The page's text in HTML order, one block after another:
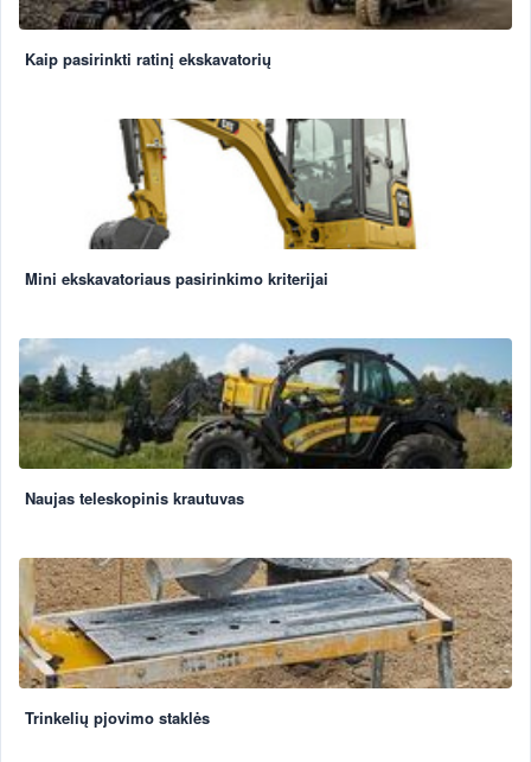
Kaip pasirinkti ratinį ekskavatorių
Mini ekskavatoriaus pasirinkimo kriterijai
Naujas teleskopinis krautuvas
Trinkelių pjovimo staklės